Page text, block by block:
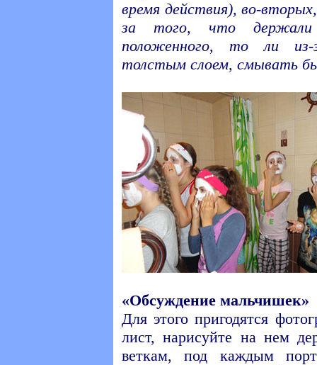
время действия), во-
за того, что
положенного, то ли
толстым слоем, смывать
«Обсуждение мальчишек»
Для этого пригодятся
лист, нарисуйте на нем
веткам, под каждым